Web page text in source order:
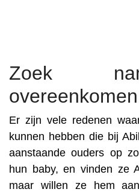
Zoek
Er zijn vele redenen
kunnen hebben die bij
aanstaande ouders op
hun baby, en vinden ze
maar willen ze hem